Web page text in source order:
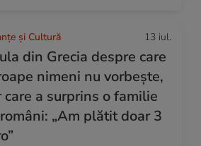
și Cultură 13 iul.
din Grecia despre care
nimeni nu vorbește,
care a surprins o familie
„Am plătit doar 3